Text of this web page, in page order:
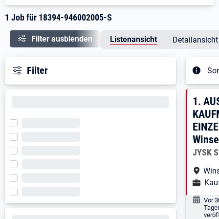
1 Job für 18394-946002005-S
Filter ausblenden Listenansicht Detailansicht
Filter
1.
1.
JYSK
Vor